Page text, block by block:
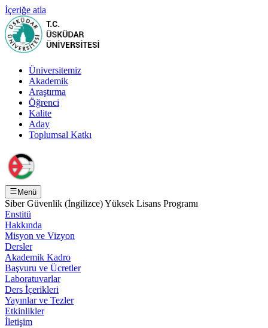
İçeriğe atla
Üniversitemiz
Akademik
Araştırma
Öğrenci
Kalite
Aday
Toplumsal Katkı
Menü
Siber Güvenlik (İngilizce) Yüksek Lisans Programı
Enstitü
Hakkında
Misyon ve Vizyon
Dersler
Akademik Kadro
Başvuru ve Ücretler
Laboratuvarlar
Ders İçerikleri
Yayınlar ve Tezler
Etkinlikler
İletişim